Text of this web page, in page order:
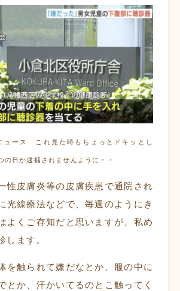
ュース これ見た時もちょっとドキッとし
の日か逮捕されませんように・・
性皮膚炎等の皮膚疾患で通院され
光線療法などで、毎週のようにき
よくご存知だと思いますが、私め
します。
を触られて嫌だなとか、服の中に
とか、汗かいてるのとこ触ってく